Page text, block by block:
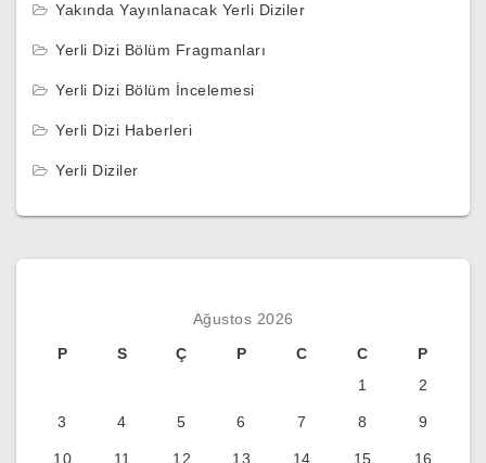
Yakında Yayınlanacak Yerli Diziler
Yerli Dizi Bölüm Fragmanları
Yerli Dizi Bölüm İncelemesi
Yerli Dizi Haberleri
Yerli Diziler
Ağustos 2026
P
S Ç P C C
P
1
2
3 4 5 6 7 8 9
10 11 12 13 14 15 16